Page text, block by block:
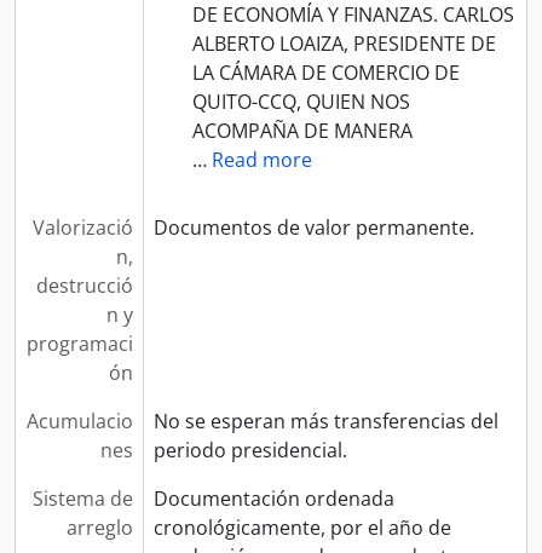
DE ECONOMÍA Y FINANZAS. CARLOS
ALBERTO LOAIZA, PRESIDENTE DE
LA CÁMARA DE COMERCIO DE
QUITO-CCQ, QUIEN NOS
ACOMPAÑA DE MANERA
… Read more
Valorizació
n,
destrucció
n y
programaci
ón
Documentos de valor permanente.
Acumulacio
nes
No se esperan más transferencias del
periodo presidencial.
Sistema de
arreglo
Documentación ordenada
cronológicamente, por el año de